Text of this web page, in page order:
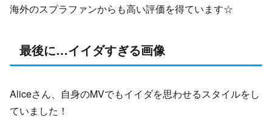
海外のスプラファンからも高い評価を得ています☆
最後に…イイダすぎる画像
Aliceさん、自身のMVでもイイダを思わせるスタイルをし
ていました！